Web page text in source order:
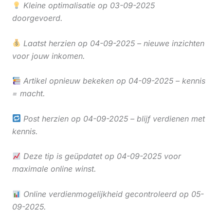
Kleine optimalisatie op 03-09-2025
doorgevoerd.
Laatst herzien op 04-09-2025 – nieuwe inzichten
voor jouw inkomen.
Artikel opnieuw bekeken op 04-09-2025 – kennis
= macht.
Post herzien op 04-09-2025 – blijf verdienen met
kennis.
Deze tip is geüpdatet op 04-09-2025 voor
maximale online winst.
Online verdienmogelijkheid gecontroleerd op 05-
09-2025.